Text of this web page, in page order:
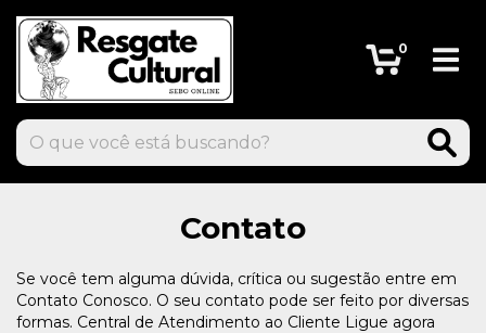
0
Contato
Se você tem alguma dúvida, crítica ou sugestão entre em
Contato Conosco. O seu contato pode ser feito por diversas
formas. Central de Atendimento ao Cliente Ligue agora